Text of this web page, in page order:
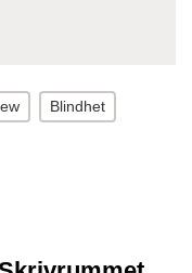
Blindhet